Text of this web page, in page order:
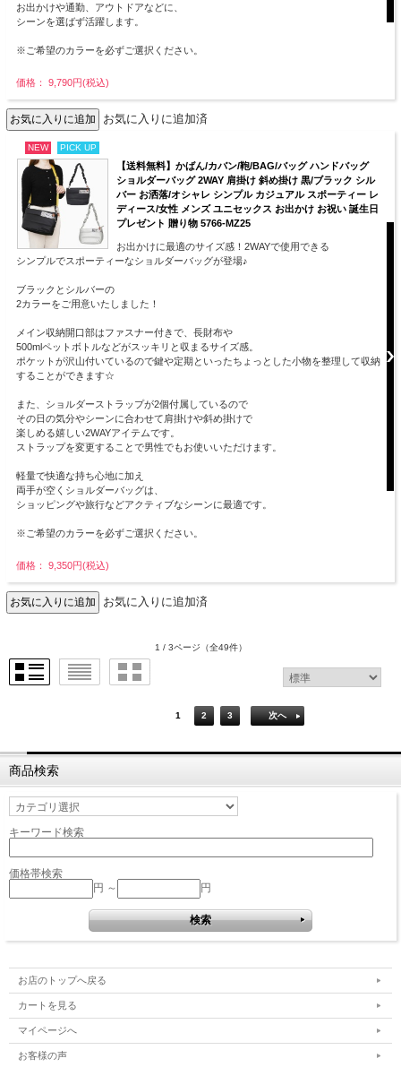
お出かけや通勤、アウトドアなどに、
シーンを選ばず活躍します。
※ご希望のカラーを必ずご選択ください。
価格： 9,790円(税込)
お気に入りに追加済
NEW PICK UP
【送料無料】かばん/カバン/鞄/BAG/バッグ ハンドバッグ
ショルダーバッグ 2WAY 肩掛け 斜め掛け 黒/ブラック シル
バー お洒落/オシャレ シンプル カジュアル スポーティー レ
ディース/女性 メンズ ユニセックス お出かけ お祝い 誕生日
プレゼント 贈り物 5766-MZ25
お出かけに最適のサイズ感！2WAYで使用できる
シンプルでスポーティーなショルダーバッグが登場♪
ブラックとシルバーの
2カラーをご用意いたしました！
メイン収納開口部はファスナー付きで、長財布や
500mlペットボトルなどがスッキリと収まるサイズ感。
ポケットが沢山付いているので鍵や定期といったちょっとした小物を整理して収納
することができます☆
また、ショルダーストラップが2個付属しているので
その日の気分やシーンに合わせて肩掛けや斜め掛けで
楽しめる嬉しい2WAYアイテムです。
ストラップを変更することで男性でもお使いいただけます。
軽量で快適な持ち心地に加え
両手が空くショルダーバッグは、
ショッピングや旅行などアクティブなシーンに最適です。
※ご希望のカラーを必ずご選択ください。
価格： 9,350円(税込)
お気に入りに追加済
1 / 3ページ （全49件）
1 2 3 次へ
商品検索
キーワード検索
価格帯検索
円 ～
円
お店のトップへ戻る
カートを見る
マイページへ
お客様の声